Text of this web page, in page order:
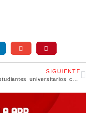
SIGUIENTE